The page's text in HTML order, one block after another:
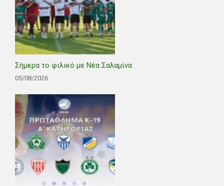
Σήμερα το φιλικό με Νέα Σαλαμίνα
05/08/2026